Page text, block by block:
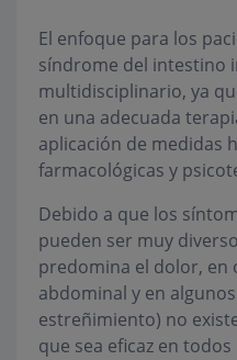
El enfoque para los
síndrome del intestino
multidisciplinario, ya
en una adecuada
aplicación de medidas
farmacológicas y
Debido a que los
pueden ser muy
predomina el dolor, en
abdominal y en
estreñimiento) no
que sea eficaz en todos